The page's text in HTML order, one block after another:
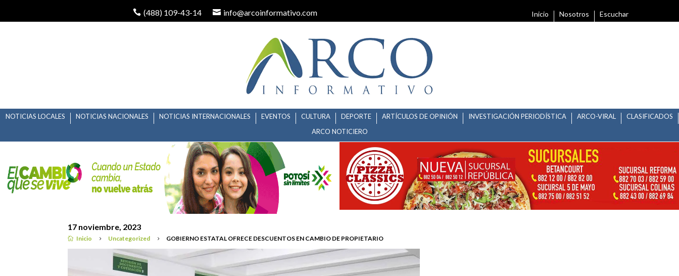
(488) 109-43-14 info@arcoinformativo.com Inicio Nosotros Escuchar
NOTICIAS LOCALES NOTICIAS NACIONALES NOTICIAS INTERNACIONALES EVENTOS CULTURA DEPORTE ARTÍCULOS DE OPINIÓN INVESTIGACIÓN PERIODÍSTICA ARCO-VIRAL
CLASIFICADOS
ARCO NOTICIERO
 Inicio 5 Uncategorized 5 GOBIERNO ESTATAL OFRECE DESCUENTOS EN CAMBIO DE PROPIETARIO
GOBIERNO ESTATAL OFRECE DESCUENTOS EN CAMBIO DE PROPIETARIO
Uncategorized
17 noviembre, 2023